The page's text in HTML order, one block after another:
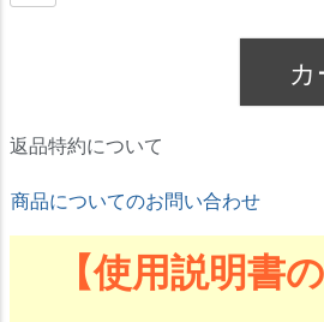
返品特約について
商品についてのお問い合わせ
【使用説明書